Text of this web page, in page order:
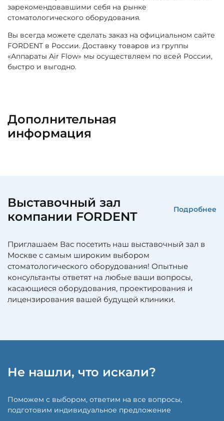
зарекомендовавшими себя на рынке
стоматологического оборудования.
Вы всегда можете сделать заказ на официальном сайте
FORDENT в России. Доставку товаров из группы
«Аппараты Air Flow» мы осуществляем по всей России,
быстро и выгодно.
Дополнительная
информация
Выставочный зал
компании FORDENT
Подробнее
Приглашаем Вас посетить наш выставочный зал в
Москве с самым широким выбором
стоматологического оборудования! Опытные
консультанты ответят на любые ваши вопросы,
касающиеся оборудования, проектирования и
лицензирования вашей будущей клиники.
Не нашли, что искали?
Поможем с выбором, ответим на все вопросы,
подготовим индивидуальное предложение